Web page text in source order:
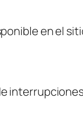
en el